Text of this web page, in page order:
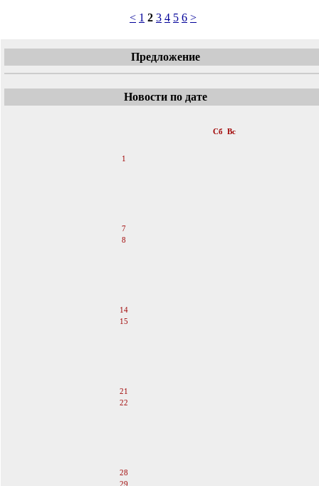
< 1 2 3 4 5 6 >
Предложение
Новости по дате
Сб Вс
1
7
8
14
15
21
22
28
29